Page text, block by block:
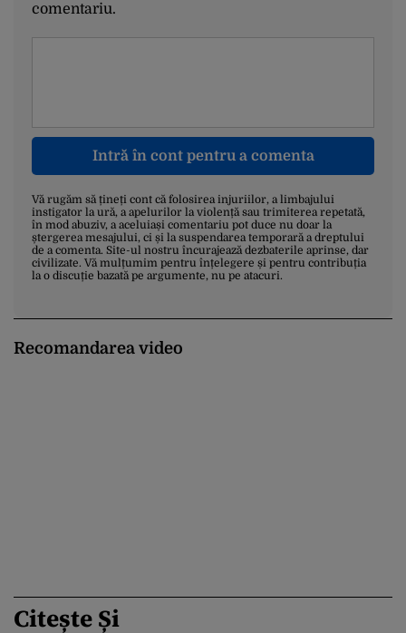
comentariu.
Intră în cont pentru a comenta
Vă rugăm să țineți cont că folosirea injuriilor, a limbajului
instigator la ură, a apelurilor la violență sau trimiterea repetată,
în mod abuziv, a aceluiași comentariu pot duce nu doar la
ștergerea mesajului, ci și la suspendarea temporară a dreptului
de a comenta. Site-ul nostru încurajează dezbaterile aprinse, dar
civilizate. Vă mulțumim pentru înțelegere și pentru contribuția
la o discuție bazată pe argumente, nu pe atacuri.
Recomandarea video
Citește Și